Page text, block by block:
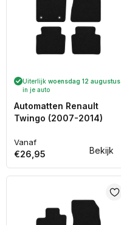
Bekijk
Uiterlijk woensdag 12 augustus
in je auto
Automatten Renault
Twingo (2007-2014)
Normale
prijs
Vanaf
€26,95